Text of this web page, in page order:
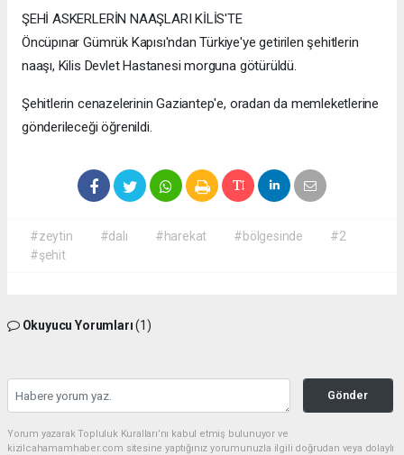
ŞEHİ ASKERLERİN NAAŞLARI KİLİS'TE
Öncüpınar Gümrük Kapısı'ndan Türkiye'ye getirilen şehitlerin
naaşı, Kilis Devlet Hastanesi morguna götürüldü.
Şehitlerin cenazelerinin Gaziantep'e, oradan da memleketlerine
gönderileceği öğrenildi.
#zeytin #dalı #harekat #bölgesinde
#2
#şehit
Okuyucu Yorumları(1)
Gönder
Yorum yazarak Topluluk Kuralları’nı kabul etmiş bulunuyor ve
kizilcahamamhaber.com sitesine yaptığınız yorumunuzla ilgili doğrudan veya dolaylı